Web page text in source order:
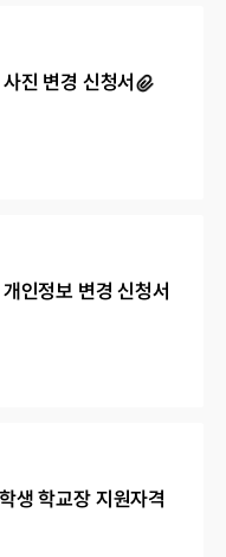
학 정시 지원자 사진 변경 신청서
인정보 변경 신청서
생 학교장 지원자격